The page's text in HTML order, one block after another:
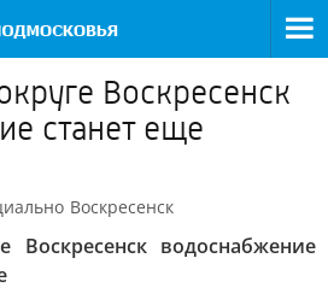
Воскресенск
станет еще
Воскресенск
Воскресенск водоснабжение